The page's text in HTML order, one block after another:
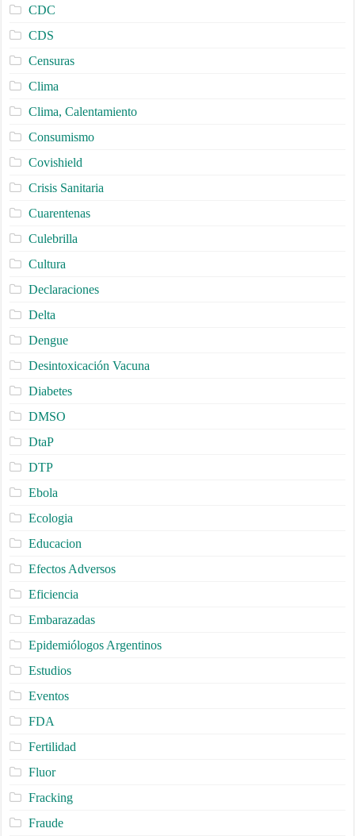
CDC
CDS
Censuras
Clima
Clima, Calentamiento
Consumismo
Covishield
Crisis Sanitaria
Cuarentenas
Culebrilla
Cultura
Declaraciones
Delta
Dengue
Desintoxicación Vacuna
Diabetes
DMSO
DtaP
DTP
Ebola
Ecologia
Educacion
Efectos Adversos
Eficiencia
Embarazadas
Epidemiólogos Argentinos
Estudios
Eventos
FDA
Fertilidad
Fluor
Fracking
Fraude